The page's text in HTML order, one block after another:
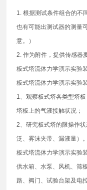
1. 根据测试条件组合的不
也有可能出测试器的测量
意。）
2. 作为附件，提供传感器
板式塔流体力学演示实验
板式塔流体力学演示实验
1、观察板式塔各类型塔
塔板上的气液接触状况；
2、研究板式塔的限操作
泛、雾沫夹带、漏液量）
板式塔流体力学演示实验
供水箱、水泵、风机、筛
路、阀门、试验台架及电